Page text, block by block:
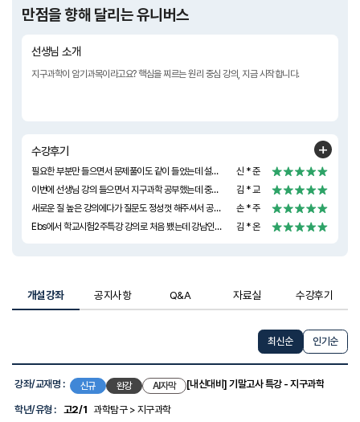
님
만점을 향해 달리는 유니버스
선생님 소개
지구과학이 암기과목이라고요? 핵심을 찌르는 원리 중심 강의, 지금 시작합니다.
수강후기
필요한 부분만 들으면서 문제풀이도 같이 들었는데 설명 너무 잘해주시고 수준도 알맞게 설명해주십니다. 이 강의듣고 1등급 받았습니다!
신 * 준
이번에 선생님 강의 들으면서 지구과학 공부했는데 중간고사 1등급 받았어요!! 선생님의 이해하기 쉬운 개념 설명과 문제 풀이 덕분인거 같아요 그리고 질문에도 성심성의껏 답변해주신 덕분이에요! 정말 감사드립니다!! 기말 때도 선생님 강의로 열심히 공부해서 학기말 1등급 받아볼게요!
김 * 교
새로운 질 높은 강의에다가 질문도 정성껏 해주셔서 공부가 잘 되는 느낌이 들어요. 감사합니다!!
손 * 주
Ebs에서 학교시험2주특강 강의로 처음 뵀는데 강남인강에서도 윤희쌤을 만나게 되서 너무 좋아요>< 제가 지구과학을 선택했는데 아직 개학 전이지만 조금씩 선행을 하려고 해요! 지구과학1등급! 꼭 해내겠슴니다!!
김 * 온
개설강좌 공지사항 Q&A 자료실 수강후기
최신순 인기순
좌
록
강좌/교재명 : 신규 완강 AI자막 [내신대비] 기말고사 특강 - 지구과학
학년/유형 : 고2/1 과학탐구 > 지구과학